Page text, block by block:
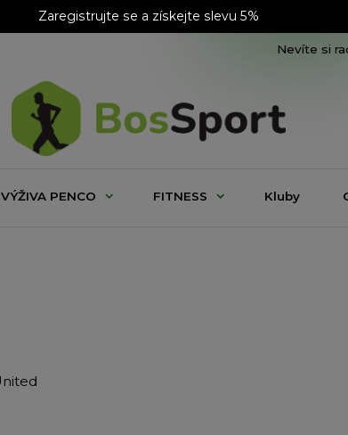
Zaregistrujte se a získejte slevu 5%
Nevíte si
PENCO FITNESS Kluby